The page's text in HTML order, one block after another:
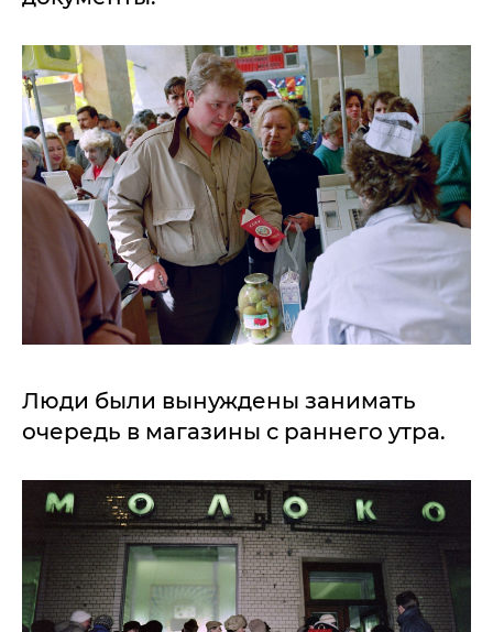
Люди были вынуждены занимать
очередь в магазины с раннего утра.